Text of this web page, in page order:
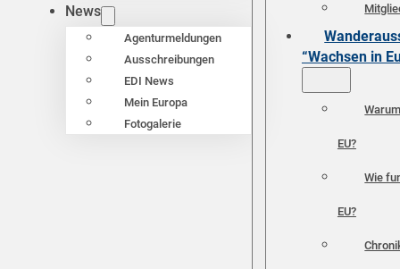
News
Agenturmeldungen
Ausschreibungen
EDI News
Mein Europa
Fotogalerie
“Wachsen in
EU?
Wie
EU?